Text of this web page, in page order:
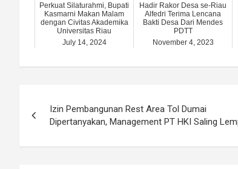
Perkuat Silaturahmi, Bupati
Kasmarni Makan Malam
dengan Civitas Akademika
Universitas Riau
July 14, 2024
Hadir Rakor Desa se-Riau
Alfedri Terima Lencana
Bakti Desa Dari Mendes
PDTT
November 4, 2023
navigation
Izin Pembangunan Rest Area Tol Dumai
Dipertanyakan, Management PT HKI Saling